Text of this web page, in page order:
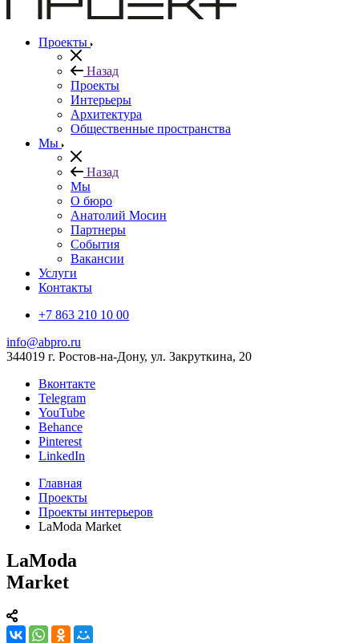
Проекты
Назад
Проекты
Интерьеры
Архитектура
Общественные пространства
Мы
Назад
Мы
О бюро
Анатолий Мосин
Партнеры
События
Вакансии
Услуги
Контакты
+7 863 210 10 00
info@abpro.ru
344019 г. Ростов-на-Дону, ул. Закруткина, 20
Вконтакте
Telegram
YouTube
Behance
Pinterest
LinkedIn
Главная
Проекты
Проекты интерьеров
LaModa Market
LaModa
Market